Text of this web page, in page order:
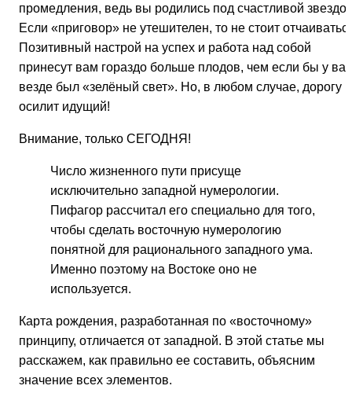
промедления, ведь вы родились под счастливой
Если «приговор» не утешителен, то не стоит
Позитивный настрой на успех и работа над собой
принесут вам гораздо больше плодов, чем если бы у вас
везде был «зелёный свет». Но, в любом случае, дорогу
осилит идущий!
Внимание, только СЕГОДНЯ!
Число жизненного пути присуще
исключительно западной нумерологии.
Пифагор рассчитал его специально для того,
чтобы сделать восточную нумерологию
понятной для рационального западного ума.
Именно поэтому на Востоке оно не
используется.
Карта рождения, разработанная по «восточному»
принципу, отличается от западной. В этой статье мы
расскажем, как правильно ее составить, объясним
значение всех элементов.